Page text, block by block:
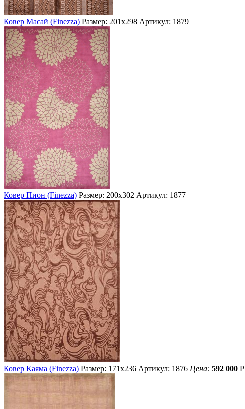
Ковер Масай (Finezza) Размер: 201х298 Артикул: 1879
Ковер Пион (Finezza) Размер: 200х302 Артикул: 1877
Ковер Каяма (Finezza) Размер: 171х236 Артикул: 1876 Цена: 592 000 Р